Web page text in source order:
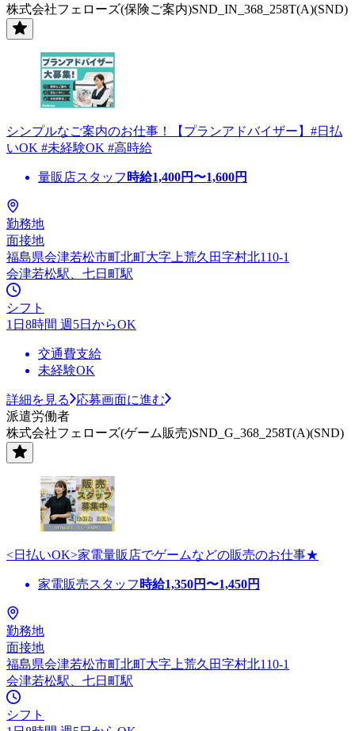
株式会社フェローズ(保険ご案内)SND_IN_368_258T(A)(SND)
シンプルなご案内のお仕事！【プランアドバイザー】#日払
いOK #未経験OK #高時給
量販店スタッフ 時給1,400円〜1,600円
勤務地
面接地
福島県会津若松市町北町大字上荒久田字村北110-1
会津若松駅、七日町駅
シフト
1日8時間 週5日からOK
交通費支給
未経験OK
詳細を見る
応募画面に進む
派遣労働者
株式会社フェローズ(ゲーム販売)SND_G_368_258T(A)(SND)
<日払いOK>家電量販店でゲームなどの販売のお仕事★
家電販売スタッフ 時給1,350円〜1,450円
勤務地
面接地
福島県会津若松市町北町大字上荒久田字村北110-1
会津若松駅、七日町駅
シフト